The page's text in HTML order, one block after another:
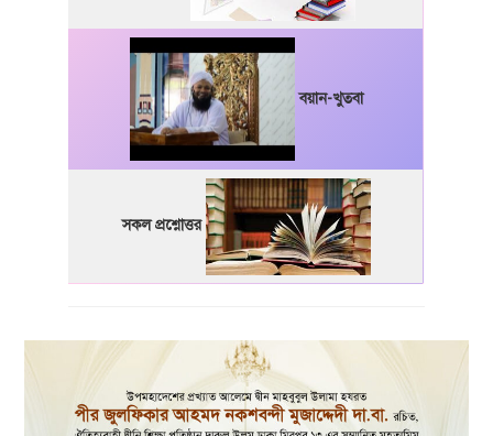
বয়ান-খুতবা
সকল প্রশ্নোত্তর